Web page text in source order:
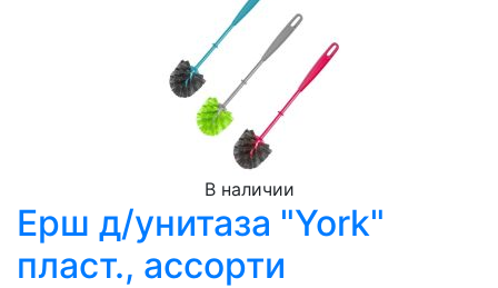
В наличии
Ерш д/унитаза "York"
пласт., ассорти